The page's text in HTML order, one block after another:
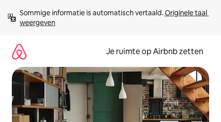
direct
naar
Sommige informatie is automatisch vertaald. Originele taal
weergeven
Je ruimte op Airbnb zetten